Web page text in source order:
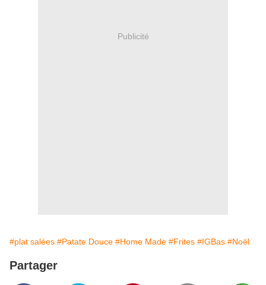
Publicité
#plat salées #Patate Douce #Home Made #Frites #IGBas #Noël
Partager